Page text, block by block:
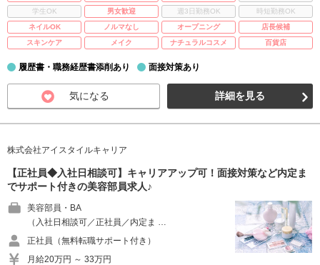
学生OK
男女歓迎 週3日勤務OK
時短勤務OK
ネイルOK
ノルマなし オープニング
店長候補
スキンケア
メイク ナチュラルコスメ 百貨店
履歴書・職務経歴書添削あり 面接対策あり
気になる 詳細を見る
株式会社アイスタイルキャリア
【正社員◆入社日相談可】キャリアアップ可！面接対策など内定ま
でサポート付きの美容部員求人♪
美容部員・BA
（入社日相談可／正社員／内定ま …
正社員（無料転職サポート付き）
月給20万円 ～ 33万円